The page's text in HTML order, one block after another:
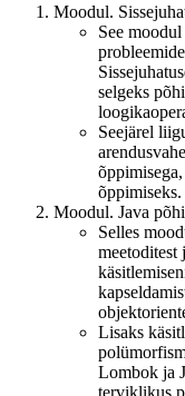
Moodul.
See
selgeks
Seejärel
õppimiseks.
Moodul. Java
Selles
meetoditest
Lisaks
Lombok ja
terviklikus